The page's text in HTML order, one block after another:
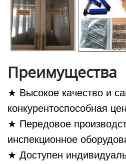
Преимущества
★ Высокое качество и
конкурентоспособная
★ Передовое
инспекционное
★ Доступен